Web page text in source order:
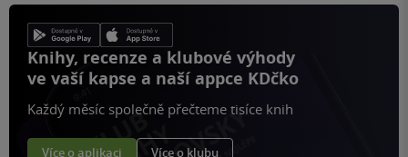
Knihy, recenze a klubové výhody
ve vaší kapse a naší appce KDčko
Každý měsíc společně přečteme tisíce knih
Více o aplikaci Více o klubu